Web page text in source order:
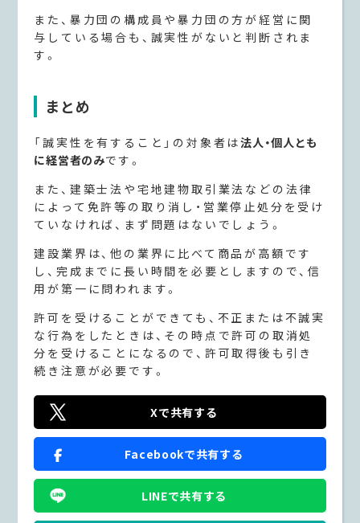
また、暴力団の構成員や暴力団の方が経営に関
与している場合も、誠実性がないと判断されま
す。
まとめ
「誠実性を有すること」の対象者は法人・個人とも
に経営者のみです。
また、建築士法や宅地建物取引業法などの法律
によって免許等の取り消し・営業停止処分を受け
ていなければ、まず問題はないでしょう。
建設業界は、他の業界に比べて商品が高額です
し、完成までに長い時間を必要としますので、信
用が第一に問われます。
許可を受けることができても、不正または不誠実
な行為をしたときは、その時点で許可の取消処
分を受けることになるので、許可取得後も引き
続き注意が必要です。
Xで共有する
Facebookで共有する
LINEで共有する